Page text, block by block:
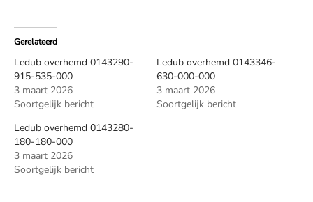
Gerelateerd
Ledub overhemd 0143290-
915-535-000
3 maart 2026
Soortgelijk bericht
Ledub overhemd 0143346-
630-000-000
3 maart 2026
Soortgelijk bericht
Ledub overhemd 0143280-
180-180-000
3 maart 2026
Soortgelijk bericht